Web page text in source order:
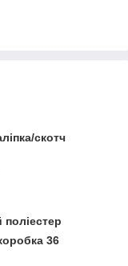
скотч
поліестер
36